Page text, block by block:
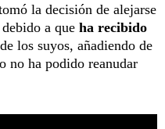
la decisión de alejarse
a que ha recibido
los suyos, añadiendo de
no ha podido reanudar